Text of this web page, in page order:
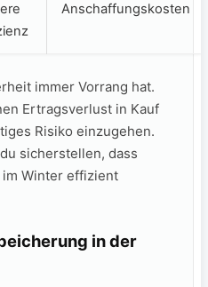
Anschaffungskosten
immer Vorrang hat.⁣
Ertragsverlust in Kauf
Risiko einzugehen.‌
sicherstellen, dass
Winter effizient
⁢in der